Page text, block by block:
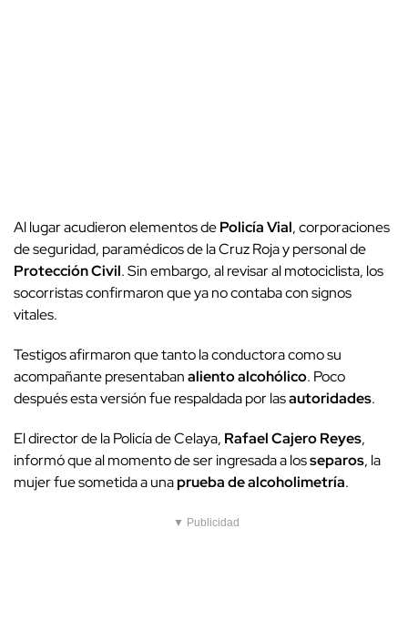
Al lugar acudieron elementos dePolicía Vial, corporaciones
de seguridad, paramédicos de la Cruz Roja y personal de
Protección Civil. Sin embargo, al revisar al motociclista, los
socorristas confirmaron que ya no contaba con signos
vitales.
Testigos afirmaron que tanto la conductora como su
acompañante presentabanaliento alcohólico. Poco
después esta versión fue respaldada por lasautoridades.
El director de la Policía de Celaya, Rafael Cajero Reyes,
informó que al momento de ser ingresada a losseparos, la
mujer fue sometida a unaprueba de alcoholimetría.
▼ Publicidad